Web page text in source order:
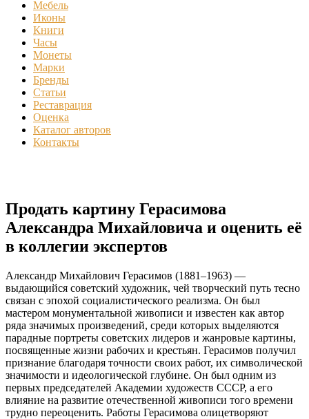
Мебель
Иконы
Книги
Часы
Монеты
Марки
Бренды
Статьи
Реставрация
Оценка
Каталог авторов
Контакты
Продать картину Герасимова
Александра Михайловича и оценить её
в коллегии экспертов
Александр Михайлович Герасимов (1881–1963) —
выдающийся советский художник, чей творческий путь тесно
связан с эпохой социалистического реализма. Он был
мастером монументальной живописи и известен как автор
ряда значимых произведений, среди которых выделяются
парадные портреты советских лидеров и жанровые картины,
посвященные жизни рабочих и крестьян. Герасимов получил
признание благодаря точности своих работ, их символической
значимости и идеологической глубине. Он был одним из
первых председателей Академии художеств СССР, а его
влияние на развитие отечественной живописи того времени
трудно переоценить. Работы Герасимова олицетворяют